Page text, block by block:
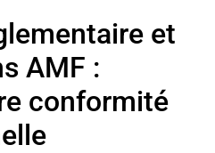
et
AMF :
conformité